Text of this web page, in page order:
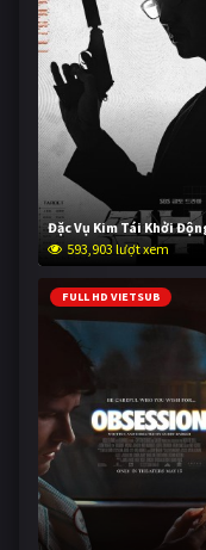
Đặc Vụ Kim Tái Khởi
593,903 lượt xem
FULL HD VIETSUB